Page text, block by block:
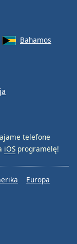
Bahamos
telefone
iOS programėlę!
Europa